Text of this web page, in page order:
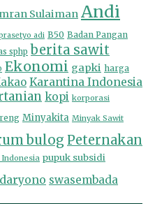
Sulaiman Andi
adi B50 Badan Pangan
sphp berita sawit
Ekonomi gapki harga
Karantina Indonesia
kopi korporasi
Minyakita Minyak Sawit
bulog Peternakan
Indonesia pupuk subsidi
swasembada